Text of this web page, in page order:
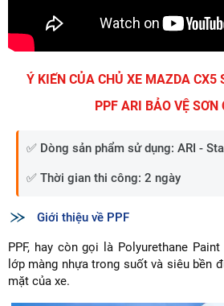
Ý KIẾN CỦA CHỦ XE MAZDA CX5
PPF ARI BẢO VỆ SƠN
✅ Dòng sản phẩm sử dụng: ARI -
✅ Thời gian thi công: 2 ngày
Giới thiệu về PPF
PPF, hay còn gọi là Polyurethane
lớp màng nhựa trong suốt và siêu bền
mặt của xe.